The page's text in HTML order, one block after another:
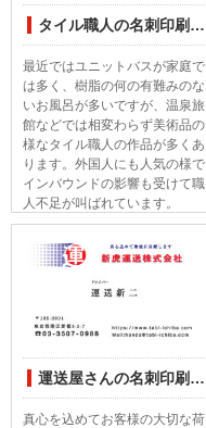
タイル職人の名刺印刷デザインしてみました
最近ではユニットバスが家庭で
は多く、樹脂の何の有難みのな
いお風呂が多いですが、温泉旅
館などでは相変わらず美術品の
様なタイル職人の作品が多くあ
ります。外国人にも人気の様で
インバウンドの影響も受けて職
人不足が叫ばれています。
運送屋さんの名刺印刷デザインしてみました。
真心を込めてお客様の大切な荷